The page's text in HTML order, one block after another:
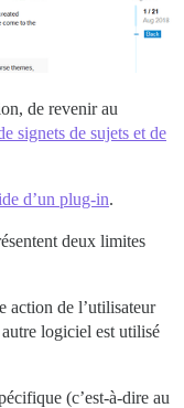
de revenir au
signets de sujets et de
d’un plug-in.
deux limites
action de l’utilisateur
logiciel est utilisé
(c’est-à-dire au